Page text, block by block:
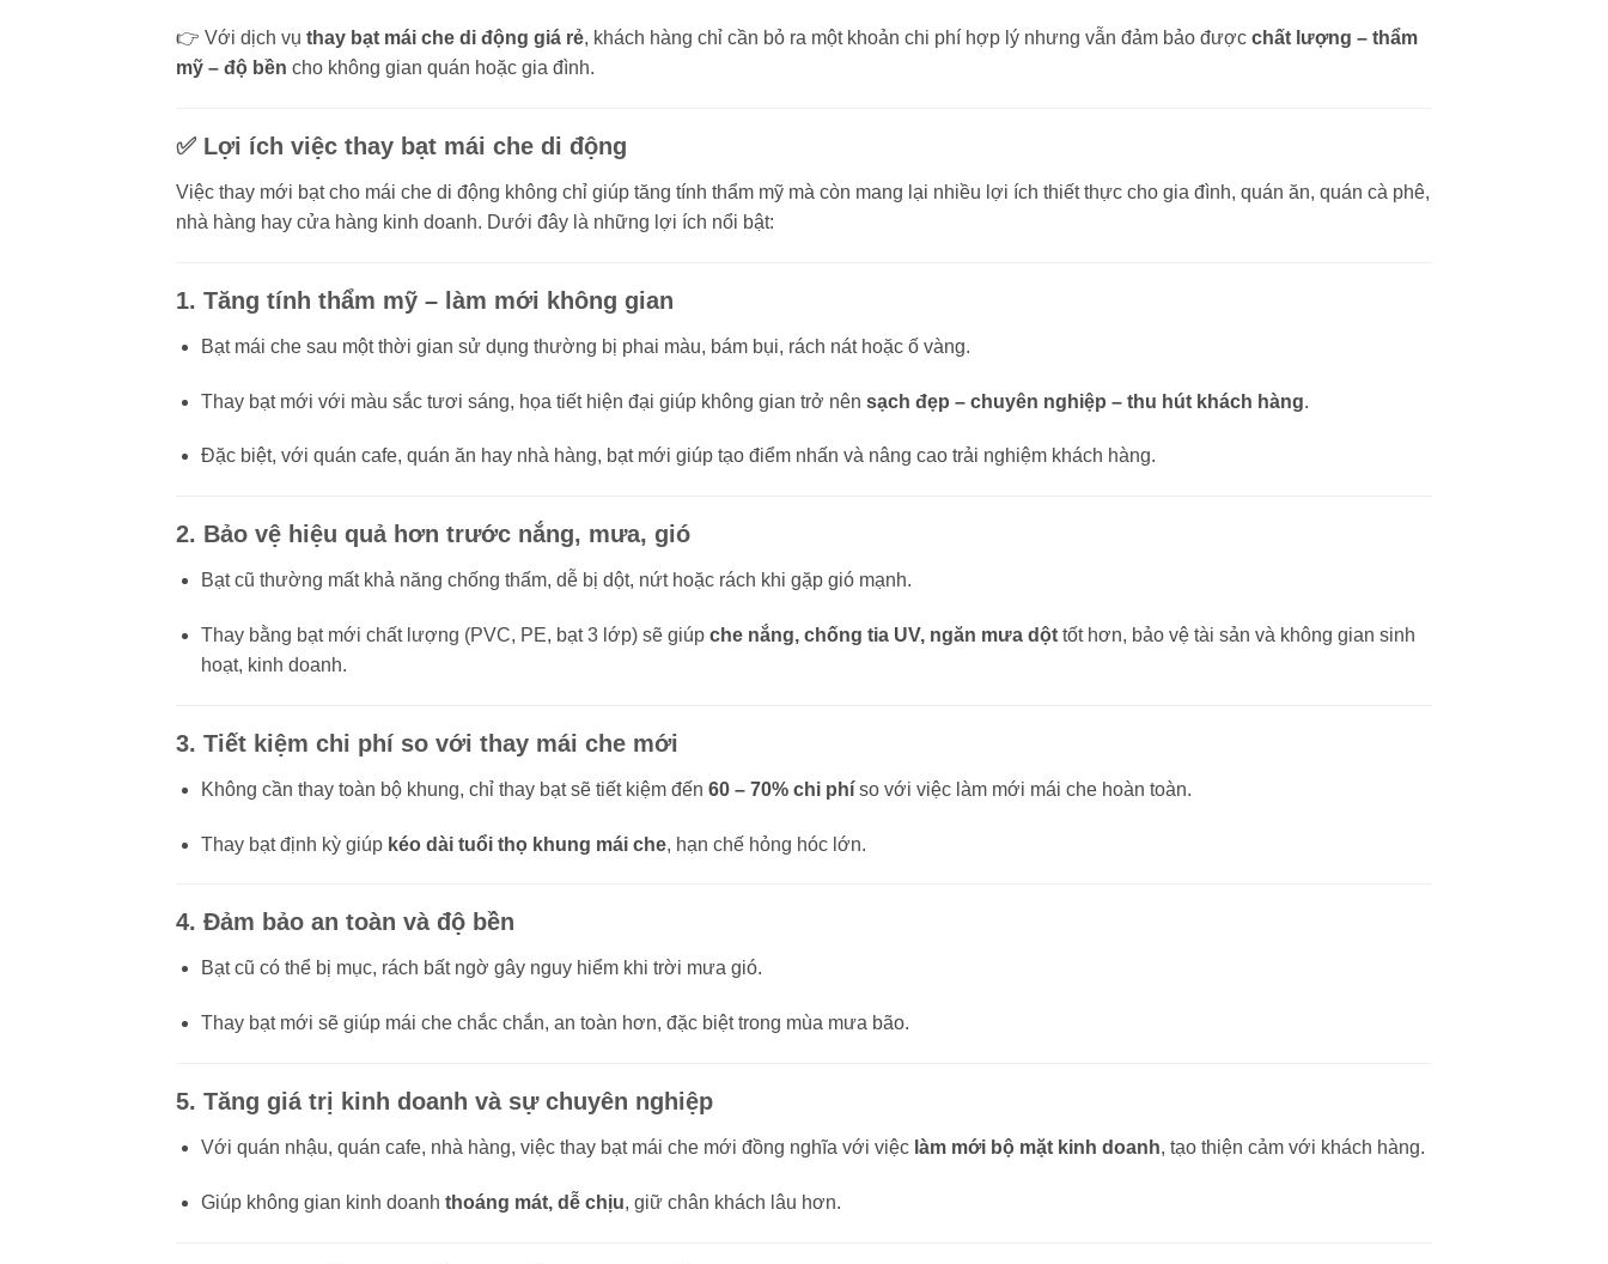
👉 Với dịch vụ thay bạt mái che di động giá rẻ, khách hàng chỉ cần bỏ ra một khoản chi phí hợp lý nhưng vẫn đảm bảo được chất lượng – thẩm
mỹ – độ bền cho không gian quán hoặc gia đình.
✅ Lợi ích việc thay bạt mái che di động
Việc thay mới bạt cho mái che di động không chỉ giúp tăng tính thẩm mỹ mà còn mang lại nhiều lợi ích thiết thực cho gia đình, quán ăn, quán cà phê,
nhà hàng hay cửa hàng kinh doanh. Dưới đây là những lợi ích nổi bật:
1. Tăng tính thẩm mỹ – làm mới không gian
Bạt mái che sau một thời gian sử dụng thường bị phai màu, bám bụi, rách nát hoặc ố vàng.
Thay bạt mới với màu sắc tươi sáng, họa tiết hiện đại giúp không gian trở nên sạch đẹp – chuyên nghiệp – thu hút khách hàng.
Đặc biệt, với quán cafe, quán ăn hay nhà hàng, bạt mới giúp tạo điểm nhấn và nâng cao trải nghiệm khách hàng.
2. Bảo vệ hiệu quả hơn trước nắng, mưa, gió
Bạt cũ thường mất khả năng chống thấm, dễ bị dột, nứt hoặc rách khi gặp gió mạnh.
Thay bằng bạt mới chất lượng (PVC, PE, bạt 3 lớp) sẽ giúp che nắng, chống tia UV, ngăn mưa dộttốt hơn, bảo vệ tài sản và không gian sinh
hoạt, kinh doanh.
3. Tiết kiệm chi phí so với thay mái che mới
Không cần thay toàn bộ khung, chỉ thay bạt sẽ tiết kiệm đến 60 – 70% chi phíso với việc làm mới mái che hoàn toàn.
Thay bạt định kỳ giúp kéo dài tuổi thọ khung mái che, hạn chế hỏng hóc lớn.
4. Đảm bảo an toàn và độ bền
Bạt cũ có thể bị mục, rách bất ngờ gây nguy hiểm khi trời mưa gió.
Thay bạt mới sẽ giúp mái che chắc chắn, an toàn hơn, đặc biệt trong mùa mưa bão.
5. Tăng giá trị kinh doanh và sự chuyên nghiệp
Với quán nhậu, quán cafe, nhà hàng, việc thay bạt mái che mới đồng nghĩa với việc làm mới bộ mặt kinh doanh, tạo thiện cảm với khách hàng.
Giúp không gian kinh doanh thoáng mát, dễ chịu, giữ chân khách lâu hơn.